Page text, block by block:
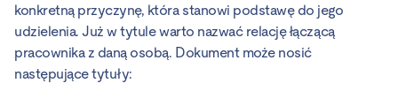
konkretną przyczynę, która stanowi podstawę do jego
udzielenia. Już w tytule warto nazwać relację łączącą
pracownika z daną osobą. Dokument może nosić
następujące tytuły: